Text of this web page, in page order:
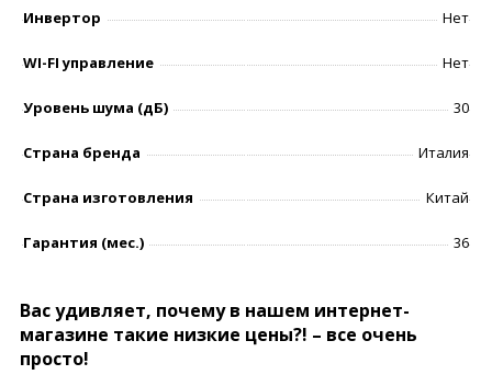
Инвертор Нет
WI-FI управление Нет
Уровень шумa (дБ) 30
Страна бренда Италия
Страна изготовления Китай
Гарантия (мес.) 36
Вас удивляет, почему в нашем интернет-
магазине такие низкие цены?! – все очень
просто!